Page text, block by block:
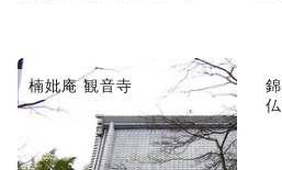
楠妣庵 観音寺
仏